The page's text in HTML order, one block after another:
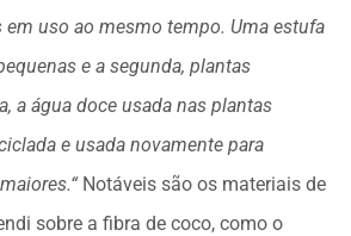
uso ao mesmo tempo. Uma estufa
e a segunda, plantas
a água doce usada nas plantas
e usada novamente para
Notáveis ​​são os materiais de
sobre a fibra de coco, como o